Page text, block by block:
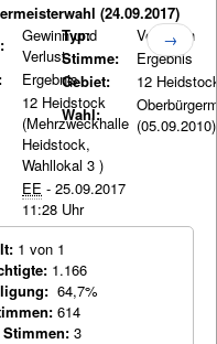
(24.09.2017)
Gewinn und
Verlust
Ergebnis
12 Heidstock
(Mehrzweckhalle
Heidstock,
Wahllokal 3 )
EE - 25.09.2017
11:28 Uhr
Typ:
Vergleich
Stimme:
Ergebnis
Gebiet:
12 Heidstock
Wahl:
(05.09.2010)
→
1 von 1
1.166
64,7%
614
3